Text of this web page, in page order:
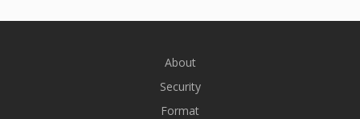
About
Security
Format